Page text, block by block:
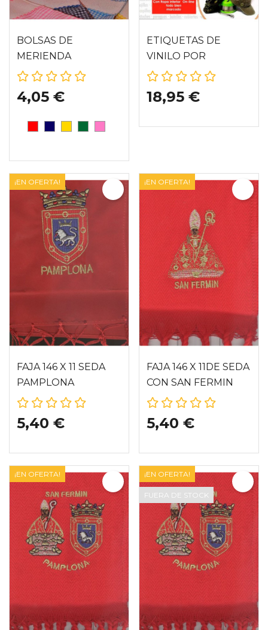
BOLSAS DE
MERIENDA
4,05 €
ROJO (550)
AZUL MARINO (480)
AMARILLO (630)
BOTELLA (780)
ROSA (500)
ETIQUETAS DE
VINILO POR
ENCARGO
18,95 €
FAJA 146 X 11 SEDA
PAMPLONA
5,40 €
¡EN OFERTA!
FAJA 146 X 11DE SEDA
CON SAN FERMIN
5,40 €
¡EN OFERTA!
¡EN OFERTA! ¡EN OFERTA!
FUERA DE STOCK